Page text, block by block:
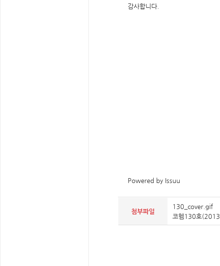
감사합니다.
Powered by Issuu
첨부파일
130_cover.gif
코헴130호